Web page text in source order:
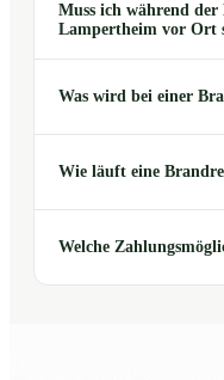
Muss ich während
Lampertheim vor Ort
Was wird bei einer
Wie läuft eine
Welche